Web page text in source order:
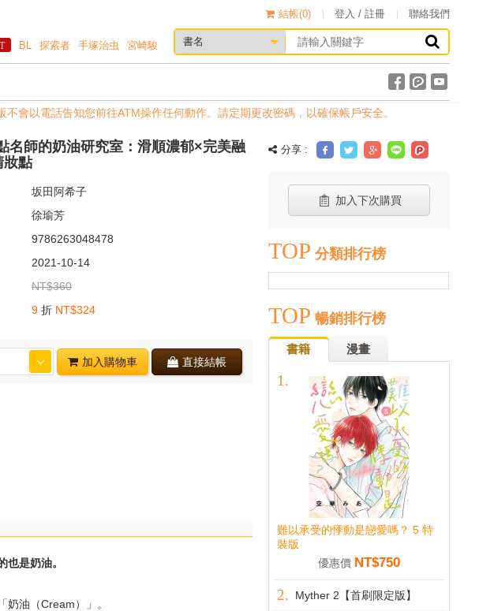
結帳(0) 登入 / 註冊 聯絡我們
BL 探索者 手塚治虫 宮崎駿
告知您前往ATM操作任何動作。請定期更改密碼，以確保帳戶安全。
名師的奶油研究室：滑順濃郁×完美融
妝點
坂田阿希子
徐瑜芳
9786263048478
2021-10-14
NT$360
9 折 NT$324
加入購物車 直接結帳
也是奶油。
油（Cream）」。
分享 :
加入下次購買
TOP 分類排行榜
TOP 暢銷排行榜
書籍 漫畫
難以承受的悸動是戀愛嗎？ 5 特
裝版
優惠價 NT$750
Myther 2【首刷限定版】